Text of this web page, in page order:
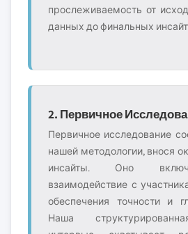
прослеживаемость от
данных до финальных
2. Первичное
Первичное исследование
нашей методологии, внося
инсайты. Оно
взаимодействие с
обеспечения точности и
Наша